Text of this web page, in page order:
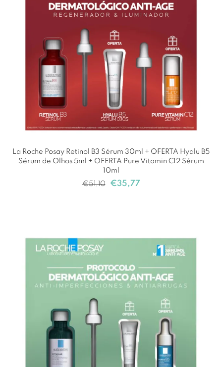
La Roche Posay Retinol B3 Sérum 30ml + OFERTA Hyalu B5
Sérum de Olhos 5ml + OFERTA Pure Vitamin C12 Sérum
10ml
€51,10 €35,77